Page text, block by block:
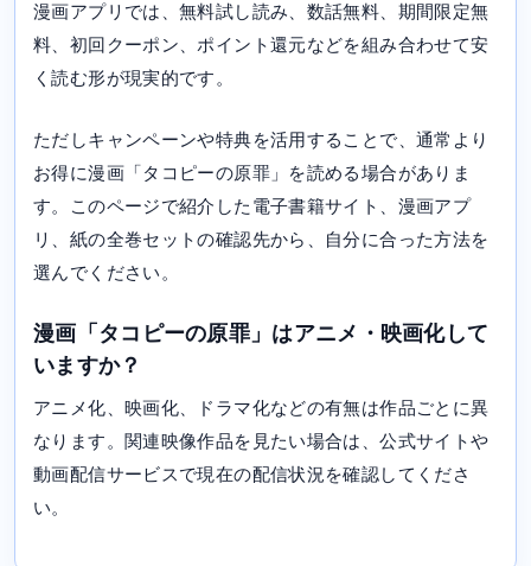
漫画アプリでは、無料試し読み、数話無料、期間限定無
料、初回クーポン、ポイント還元などを組み合わせて安
く読む形が現実的です。
ただしキャンペーンや特典を活用することで、通常より
お得に漫画「タコピーの原罪」を読める場合がありま
す。このページで紹介した電子書籍サイト、漫画アプ
リ、紙の全巻セットの確認先から、自分に合った方法を
選んでください。
漫画「タコピーの原罪」はアニメ・映画化して
いますか？
アニメ化、映画化、ドラマ化などの有無は作品ごとに異
なります。関連映像作品を見たい場合は、公式サイトや
動画配信サービスで現在の配信状況を確認してくださ
い。